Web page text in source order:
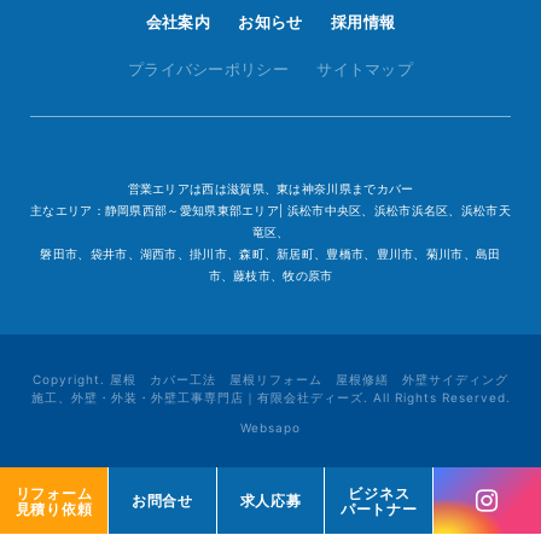
リフォーム
見積り依頼
お問合せ 求人応募
ビジネス
パートナー
リフォーム
見積り依頼
お問合せ 求人応募
ビジネス
パートナー
会社案内 お知らせ 採用情報
プライバシーポリシー サイトマップ
営業エリアは西は滋賀県、東は神奈川県までカバー
主なエリア：静岡県西部～愛知県東部エリア| 浜松市中央区、浜松市浜名区、浜松市天
竜区、
磐田市、袋井市、湖西市、掛川市、森町、新居町、豊橋市、豊川市、菊川市、島田
市、藤枝市、牧の原市
Copyright. 屋根 カバー工法 屋根リフォーム 屋根修繕 外壁サイディング
施工、外壁・外装・外壁工事専門店｜有限会社ディーズ. All Rights Reserved.
Websapo